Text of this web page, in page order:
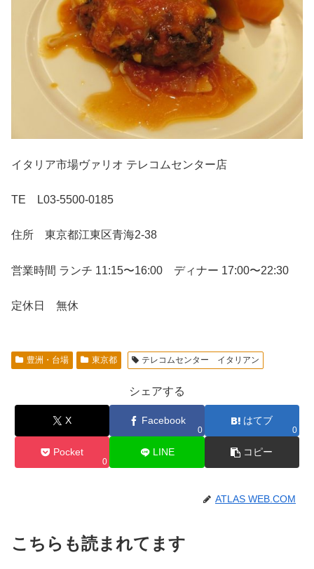
イタリア市場ヴァリオ テレコムセンター店
TE L03-5500-0185
住所 東京都江東区青海2-38
営業時間 ランチ 11:15〜16:00 ディナー 17:00〜22:30
定休日 無休
豊洲・台場 東京都 テレコムセンター イタリアン
シェアする
X Facebook
0
はてブ
0
Pocket
0
LINE コピー
ATLAS WEB.COM
こちらも読まれてます